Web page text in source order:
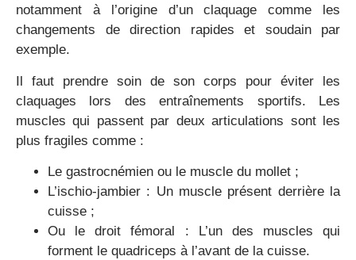
notamment à l’origine d’un claquage comme les
changements de direction rapides et soudain par
exemple.
Il faut prendre soin de son corps pour éviter les
claquages lors des entraînements sportifs. Les
muscles qui passent par deux articulations sont les
plus fragiles comme :
Le gastrocnémien ou le muscle du mollet ;
L’ischio-jambier : Un muscle présent derrière la
cuisse ;
Ou le droit fémoral : L’un des muscles qui
forment le quadriceps à l’avant de la cuisse.